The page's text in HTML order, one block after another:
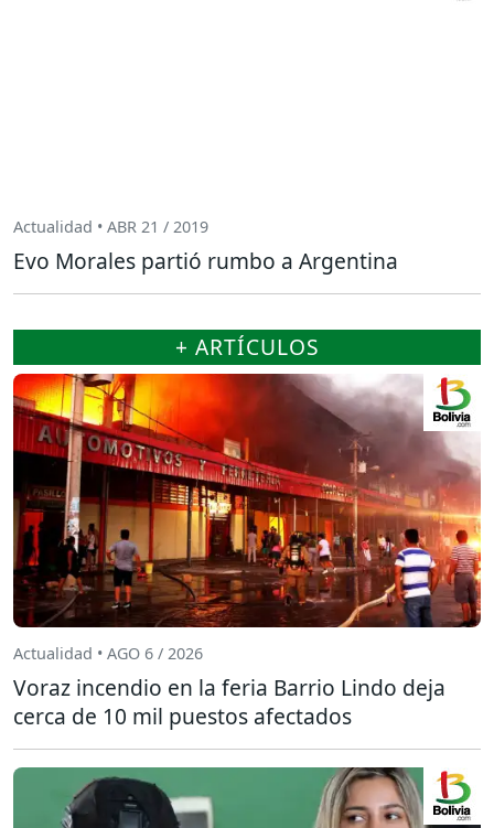
Actualidad • ABR 21 / 2019
Evo Morales partió rumbo a Argentina
+ ARTÍCULOS
Actualidad • AGO 6 / 2026
Voraz incendio en la feria Barrio Lindo deja
cerca de 10 mil puestos afectados